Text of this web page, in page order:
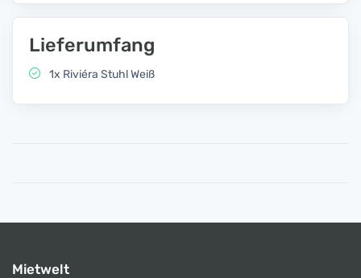
Lieferumfang
1x Riviéra Stuhl Weiß
Mietwelt